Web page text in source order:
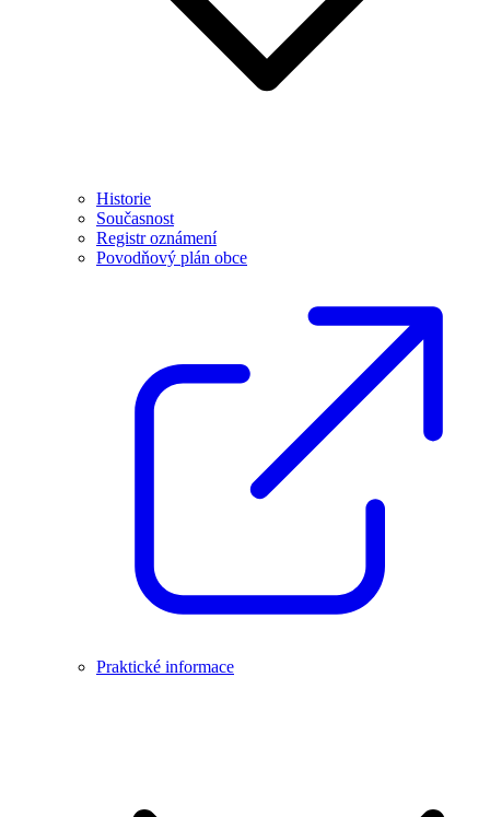
Historie
Současnost
Registr oznámení
Povodňový plán obce
Praktické informace